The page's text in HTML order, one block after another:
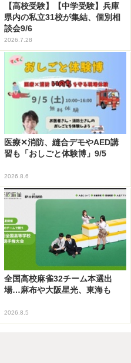
【高校受験】【中学受験】兵庫
県内の私立31校が集結、個別相
談会9/6
2026.7.28
医療✕消防、縫合デモやAED講
習も「おしごと体験博」9/5
2026.8.6
全国高校麻雀32チーム本選出
場…麻布や大阪星光、東海も
2026.8.5